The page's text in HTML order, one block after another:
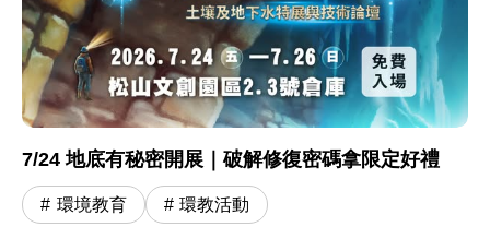
7/24 地底有秘密開展｜破解修復密碼拿限定好禮
環境教育 環教活動